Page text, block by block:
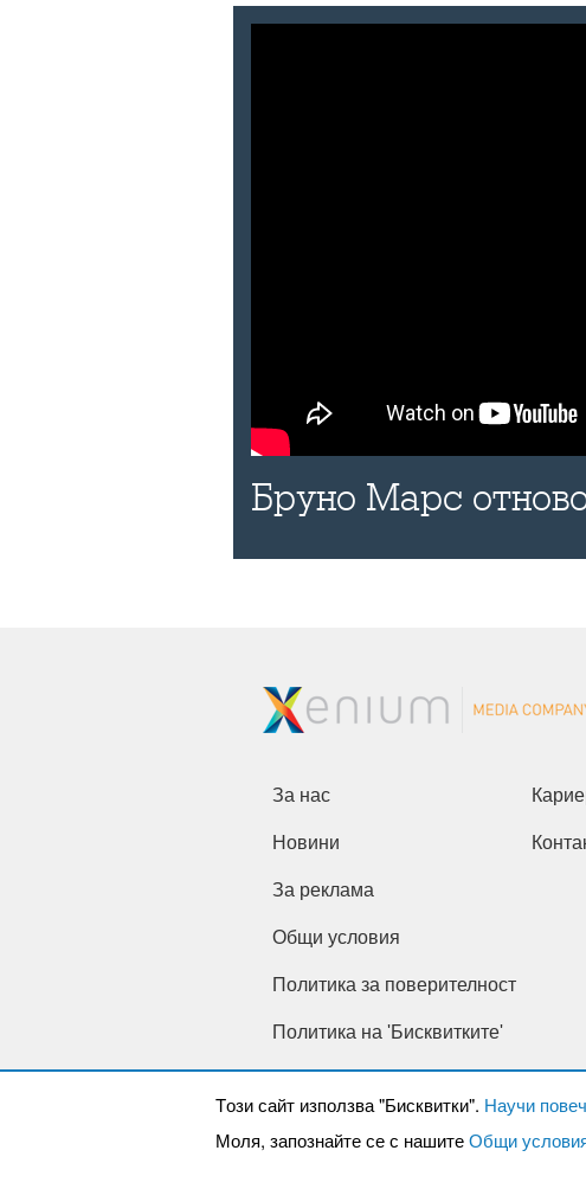
Бруно Марс
Tози сайт използва "Бисквитки". Научи
Моля, запознайте се с нашитеОбщи
За нас
Новини
За реклама
Общи условия
Политика за поверителност
Политика на 'Бисквитките'